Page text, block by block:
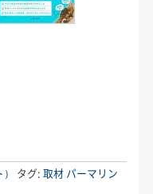
タグ: 取材 パーマリン